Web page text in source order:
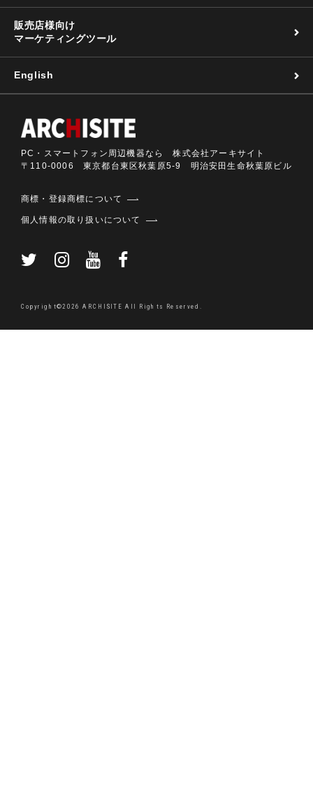
販売店様向け
マーケティングツール
English
PC・スマートフォン周辺機器なら 株式会社アーキサイト
〒110-0006 東京都台東区秋葉原5-9 明治安田生命秋葉原ビル
商標・登録商標について
個人情報の取り扱いについて
Copyright©2026 ARCHISITE All Rights Reserved.